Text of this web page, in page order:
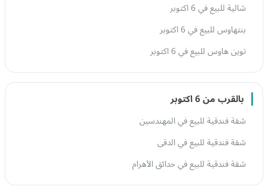
شالية للبيع في 6 اكتوبر
بنتهاوس للبيع في 6 اكتوبر
توين هاوس للبيع في 6 اكتوبر
بالقرب من 6 اكتوبر
شقة فندقية للبيع في المهندسين
شقة فندقية للبيع في الدقى
شقة فندقية للبيع في حدائق الأهرام